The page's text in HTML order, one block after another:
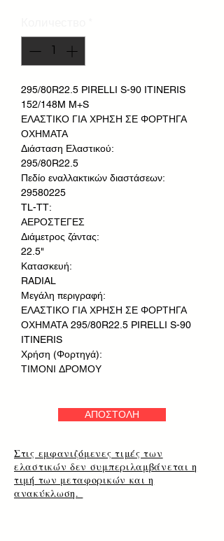
295/80R22.5 PIRELLI S-90 ITINERIS
152/148M M+S
ΕΛΑΣΤΙΚΟ ΓΙΑ ΧΡΗΣΗ ΣΕ ΦΟΡΤΗΓΑ
ΟΧΗΜΑΤΑ
Διάσταση Ελαστικού:
295/80R22.5
Πεδίο εναλλακτικών διαστάσεων:
29580225
TL-TT:
ΑΕΡΟΣΤΕΓΕΣ
Διάμετρος ζάντας:
22.5"
Κατασκευή:
RADIAL
Μεγάλη περιγραφή:
ΕΛΑΣΤΙΚΟ ΓΙΑ ΧΡΗΣΗ ΣΕ ΦΟΡΤΗΓΑ
ΟΧΗΜΑΤΑ 295/80R22.5 PIRELLI S-90
ITINERIS
Χρήση (Φορτηγά):
ΤΙΜΟΝΙ ΔΡΟΜΟΥ
ΑΠΟΣΤΟΛΗ
Στις εμφανιζόμενες τιμές των
ελαστικών δεν συμπεριλαμβάνεται η
τιμή των μεταφορικών και η
ανακύκλωση.